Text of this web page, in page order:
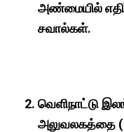
அண்மையில்
சவால்கள்.
வெளிநாட்டு
அலுவலகத்தை